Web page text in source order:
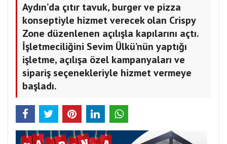
Aydın’da çıtır tavuk, burger ve pizza
konseptiyle hizmet verecek olan Crispy
Zone düzenlenen açılışla kapılarını açtı.
İşletmeciliğini Sevim Ülkü’nün yaptığı
işletme, açılışa özel kampanyaları ve
sipariş seçenekleriyle hizmet vermeye
başladı.